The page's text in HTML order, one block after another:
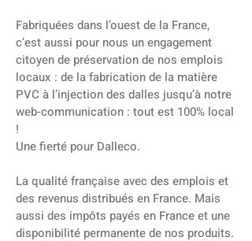
Fabriquées dans l’ouest de la France,
c’est aussi pour nous un engagement
citoyen de préservation de nos emplois
locaux : de la fabrication de la matière
PVC à l’injection des dalles jusqu’à notre
web-communication : tout est 100% local
!
Une fierté pour Dalleco.
La qualité française avec des emplois et
des revenus distribués en France. Mais
aussi des impôts payés en France et une
disponibilité permanente de nos produits.